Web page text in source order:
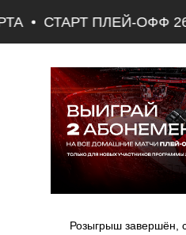
СТАРТ ПЛЕЙ-ОФФ
Розыгрыш завершён,